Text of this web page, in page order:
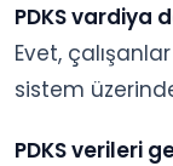
PDKS vardiya
Evet,
sistem
PDKS verileri